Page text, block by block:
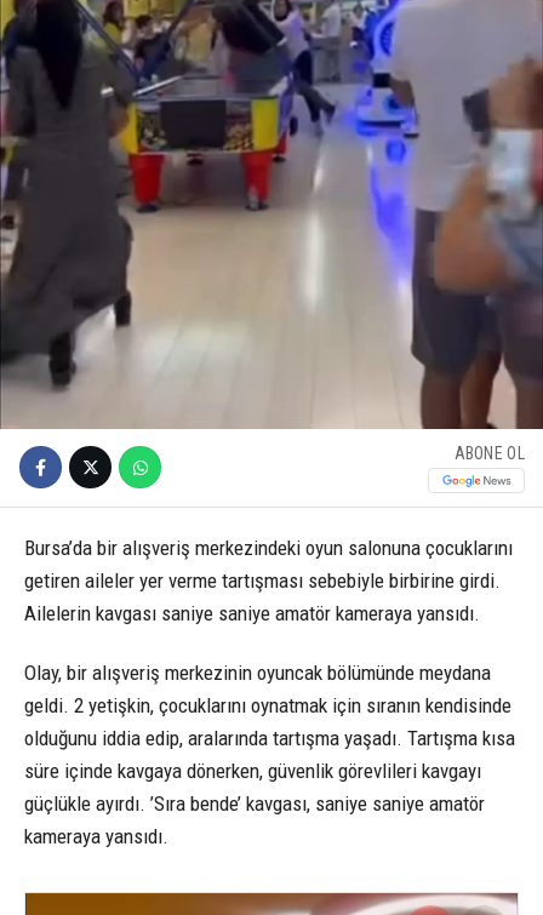
ABONE OL
Bursa’da bir alışveriş merkezindeki oyun salonuna çocuklarını
getiren aileler yer verme tartışması sebebiyle birbirine girdi.
Ailelerin kavgası saniye saniye amatör kameraya yansıdı.
Olay, bir alışveriş merkezinin oyuncak bölümünde meydana
geldi. 2 yetişkin, çocuklarını oynatmak için sıranın kendisinde
olduğunu iddia edip, aralarında tartışma yaşadı. Tartışma kısa
süre içinde kavgaya dönerken, güvenlik görevlileri kavgayı
güçlükle ayırdı. ’Sıra bende’ kavgası, saniye saniye amatör
kameraya yansıdı.